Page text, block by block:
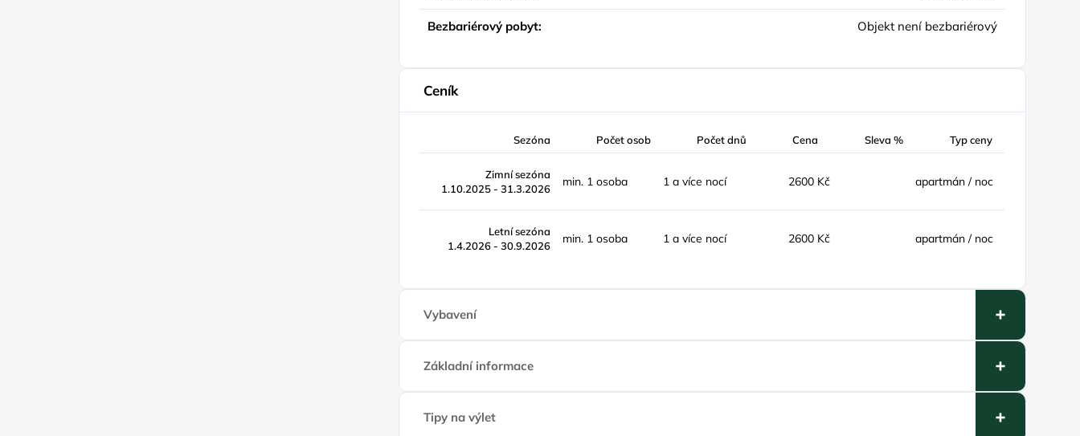
Bezbariérový pobyt: Objekt není bezbariérový
Ceník
Sezóna Počet osob Počet dnů Cena Sleva % Typ ceny
Zimní sezóna
1.10.2025 - 31.3.2026
min. 1 osoba 1 a více nocí 2600 Kč apartmán / noc
Letní sezóna
1.4.2026 - 30.9.2026
min. 1 osoba 1 a více nocí 2600 Kč apartmán / noc
Vybavení
Základní informace
Tipy na výlet